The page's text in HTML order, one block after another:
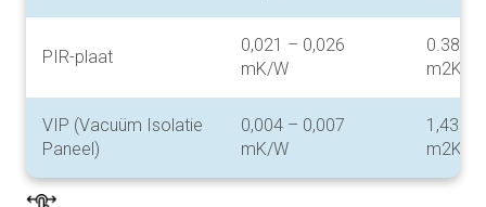
PIR-plaat
0,021 – 0,026
mK/W
0.38 –
m2K/W
VIP (Vacuüm Isolatie
Paneel)
0,004 – 0,007
mK/W
1,43 –
m2K/W